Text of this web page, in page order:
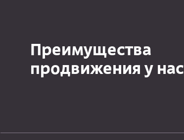
Преимущества
продвижения у нас